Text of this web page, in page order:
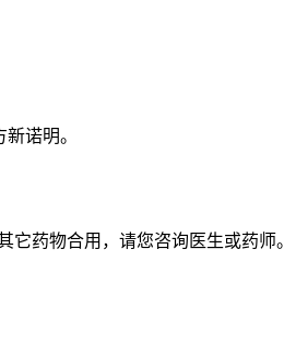
诺明。
药物合用，请您咨询医生或药师。